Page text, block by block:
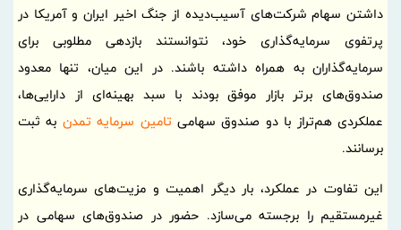
داشتن سهام شرکت‌های آسیب‌دیده از جنگ اخیر ایران و آمریکا در
پرتفوی سرمایه‌گذاری خود، نتوانستند بازدهی مطلوبی برای
سرمایه‌گذاران به همراه داشته باشند. در این میان، تنها معدود
صندوق‌های برتر بازار موفق بودند با سبد بهینه‌ای از دارایی‌ها،
عملکردی هم‌تراز با دو صندوق سهامیتامین سرمایه تمدن به ثبت
برسانند.
این تفاوت در عملکرد، بار دیگر اهمیت و مزیت‌های سرمایه‌گذاری
غیرمستقیم را برجسته می‌سازد. حضور در صندوق‌های سهامی در